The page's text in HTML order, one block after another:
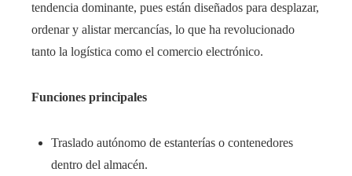
tendencia dominante, pues están diseñados para desplazar,
ordenar y alistar mercancías, lo que ha revolucionado
tanto la logística como el comercio electrónico.
Funciones principales
Traslado autónomo de estanterías o contenedores
dentro del almacén.